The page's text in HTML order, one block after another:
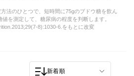
法のひとつで、短時間に75gのブドウ糖を飲ん
を測定して、糖尿病の程度を判断します。
8):1030-6.をもとに改変
新着順